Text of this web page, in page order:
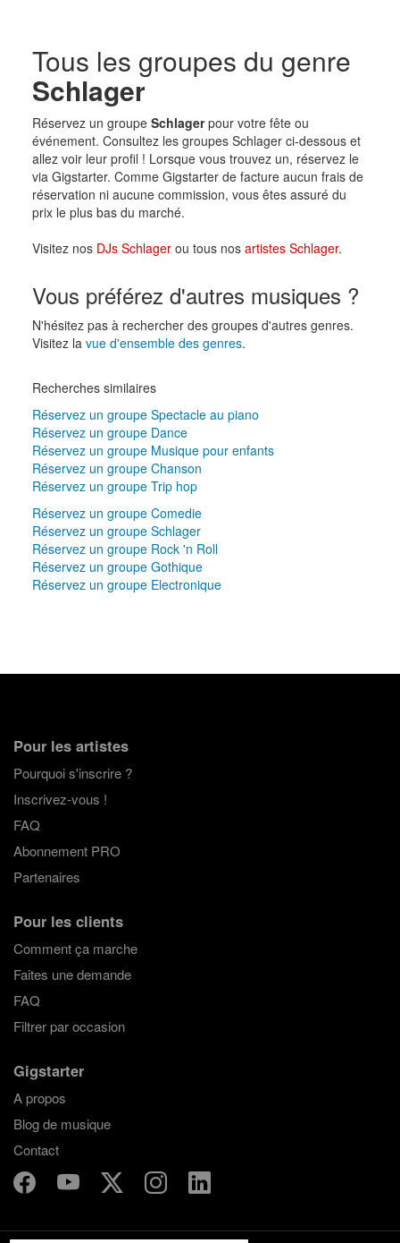
Tous les groupes du genre
Schlager
Réservez un groupe Schlagerpour votre fête ou
événement. Consultez les groupes Schlager ci-dessous et
allez voir leur profil ! Lorsque vous trouvez un, réservez le
via Gigstarter. Comme Gigstarter de facture aucun frais de
réservation ni aucune commission, vous êtes assuré du
prix le plus bas du marché.
Visitez nos DJs Schlagerou tous nos artistes Schlager.
Vous préférez d'autres musiques ?
N'hésitez pas à rechercher des groupes d'autres genres.
Visitez la vue d'ensemble des genres.
Recherches similaires
Réservez un groupe Spectacle au piano
Réservez un groupe Dance
Réservez un groupe Musique pour enfants
Réservez un groupe Chanson
Réservez un groupe Trip hop
Réservez un groupe Comedie
Réservez un groupe Schlager
Réservez un groupe Rock 'n Roll
Réservez un groupe Gothique
Réservez un groupe Electronique
Pour les artistes
Pourquoi s'inscrire ?
Inscrivez-vous !
FAQ
Abonnement PRO
Partenaires
Pour les clients
Comment ça marche
Faites une demande
FAQ
Filtrer par occasion
Gigstarter
A propos
Blog de musique
Contact